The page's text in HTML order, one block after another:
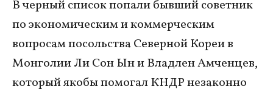
В черный список попали бывший советник
по экономическим и коммерческим
вопросам посольства Северной Кореи в
Монголии Ли Сон Ын и Владлен Амченцев,
который якобы помогал КНДР незаконно